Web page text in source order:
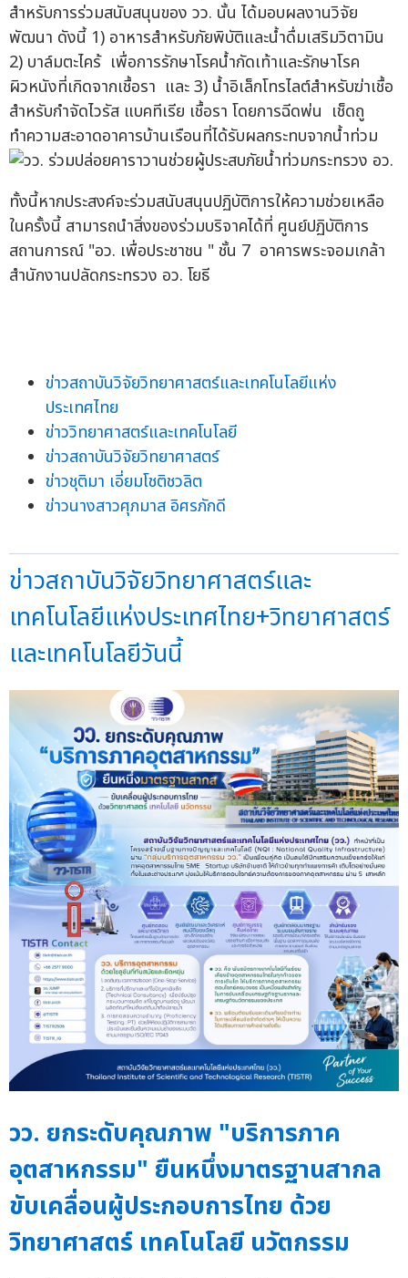
สำหรับการร่วมสนับสนุนของ วว. นั้น ได้มอบผลงานวิจัย
พัฒนา ดังนี้ 1) อาหารสำหรับภัยพิบัติและน้ำดื่มเสริมวิตามิน
2) บาล์มตะไคร้ เพื่อการรักษาโรคน้ำกัดเท้าและรักษาโรค
ผิวหนังที่เกิดจากเชื้อรา และ 3) น้ำอิเล็กโทรไลต์สำหรับฆ่าเชื้อ
สำหรับกำจัดไวรัส แบคทีเรีย เชื้อรา โดยการฉีดพ่น เช็ดถู
ทำความสะอาดอาคารบ้านเรือนที่ได้รับผลกระทบจากน้ำท่วม
ทั้งนี้หากประสงค์จะร่วมสนับสนุนปฏิบัติการให้ความช่วยเหลือ
ในครั้งนี้ สามารถนำสิ่งของร่วมบริจาคได้ที่ ศูนย์ปฏิบัติการ
สถานการณ์ "อว. เพื่อประชาชน " ชั้น 7 อาคารพระจอมเกล้า
สำนักงานปลัดกระทรวง อว. โยธี
ข่าวสถาบันวิจัยวิทยาศาสตร์และเทคโนโลยีแห่ง
ประเทศไทย
ข่าววิทยาศาสตร์และเทคโนโลยี
ข่าวสถาบันวิจัยวิทยาศาสตร์
ข่าวชุติมา เอี่ยมโชติชวลิต
ข่าวนางสาวศุภมาส อิศรภักดี
ข่าวสถาบันวิจัยวิทยาศาสตร์และ
เทคโนโลยีแห่งประเทศไทย+วิทยาศาสตร์
และเทคโนโลยีวันนี้
วว. ยกระดับคุณภาพ "บริการภาค
อุตสาหกรรม" ยืนหนึ่งมาตรฐานสากล
ขับเคลื่อนผู้ประกอบการไทย ด้วย
วิทยาศาสตร์ เทคโนโลยี นวัตกรรม